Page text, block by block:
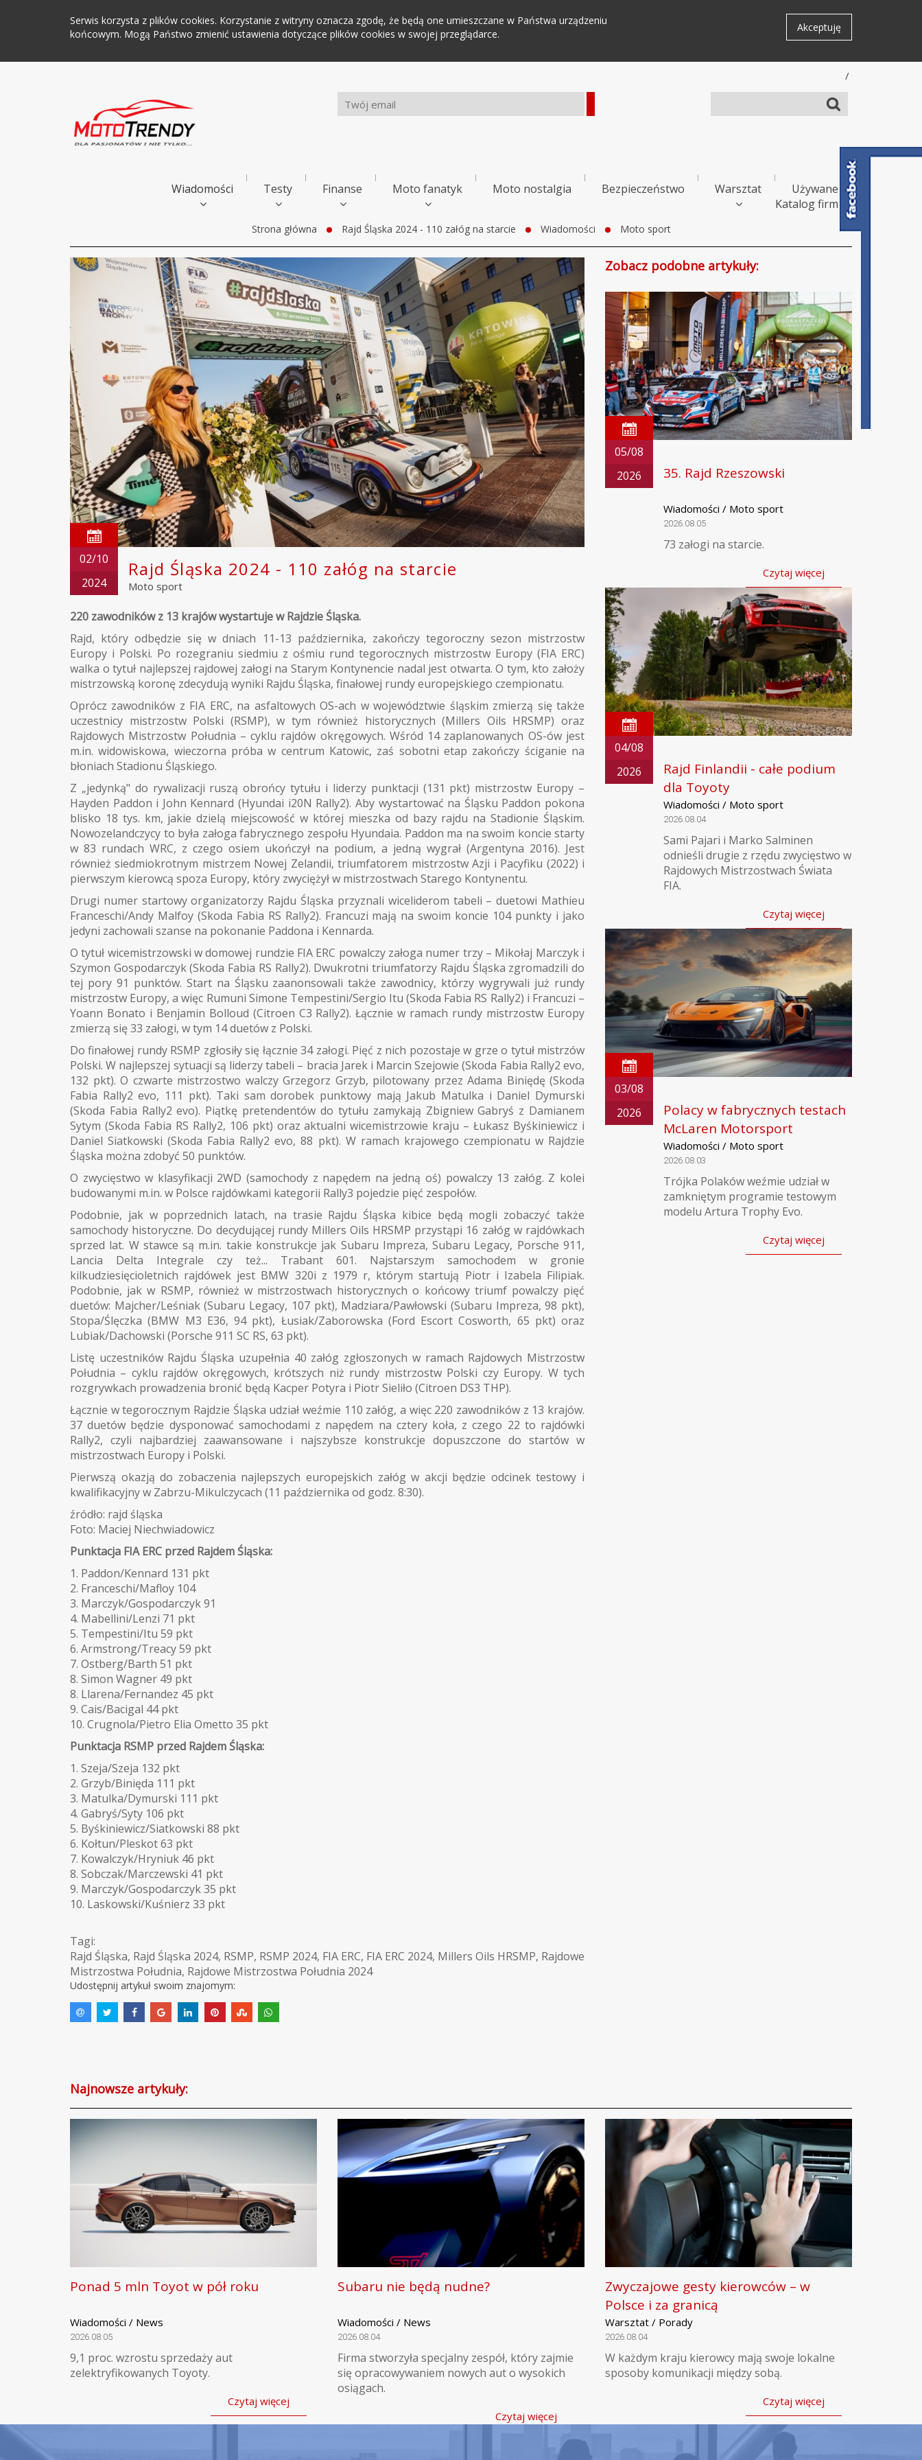
Serwis korzysta z plików cookies. Korzystanie z witryny oznacza zgodę, że będą one umieszczane w Państwa urządzeniu
końcowym. Mogą Państwo zmienić ustawienia dotyczące plików cookies w swojej przeglądarce.
Akceptuję
/
Wiadomości Testy Finanse Moto fanatyk Moto nostalgia Bezpieczeństwo Warsztat
Używane
Katalog firm
Strona główna Rajd Śląska 2024 - 110 załóg na starcie Wiadomości Moto sport
02/10
2024
Rajd Śląska 2024 - 110 załóg na starcie
Moto sport
220 zawodników z 13 krajów wystartuje w Rajdzie Śląska.
Rajd, który odbędzie się w dniach 11-13 października, zakończy tegoroczny sezon mistrzostw
Europy i Polski. Po rozegraniu siedmiu z ośmiu rund tegorocznych mistrzostw Europy (FIA ERC)
walka o tytuł najlepszej rajdowej załogi na Starym Kontynencie nadal jest otwarta. O tym, kto założy
mistrzowską koronę zdecydują wyniki Rajdu Śląska, finałowej rundy europejskiego czempionatu.
Oprócz zawodników z FIA ERC, na asfaltowych OS-ach w województwie śląskim zmierzą się także
uczestnicy mistrzostw Polski (RSMP), w tym również historycznych (Millers Oils HRSMP) oraz
Rajdowych Mistrzostw Południa – cyklu rajdów okręgowych. Wśród 14 zaplanowanych OS-ów jest
m.in. widowiskowa, wieczorna próba w centrum Katowic, zaś sobotni etap zakończy ściganie na
błoniach Stadionu Śląskiego.
Z „jedynką" do rywalizacji ruszą obrońcy tytułu i liderzy punktacji (131 pkt) mistrzostw Europy –
Hayden Paddon i John Kennard (Hyundai i20N Rally2). Aby wystartować na Śląsku Paddon pokona
blisko 18 tys. km, jakie dzielą miejscowość w której mieszka od bazy rajdu na Stadionie Śląskim.
Nowozelandczycy to była załoga fabrycznego zespołu Hyundaia. Paddon ma na swoim koncie starty
w 83 rundach WRC, z czego osiem ukończył na podium, a jedną wygrał (Argentyna 2016). Jest
również siedmiokrotnym mistrzem Nowej Zelandii, triumfatorem mistrzostw Azji i Pacyfiku (2022) i
pierwszym kierowcą spoza Europy, który zwyciężył w mistrzostwach Starego Kontynentu.
Drugi numer startowy organizatorzy Rajdu Śląska przyznali wiceliderom tabeli – duetowi Mathieu
Franceschi/Andy Malfoy (Skoda Fabia RS Rally2). Francuzi mają na swoim koncie 104 punkty i jako
jedyni zachowali szanse na pokonanie Paddona i Kennarda.
O tytuł wicemistrzowski w domowej rundzie FIA ERC powalczy załoga numer trzy – Mikołaj Marczyk i
Szymon Gospodarczyk (Skoda Fabia RS Rally2). Dwukrotni triumfatorzy Rajdu Śląska zgromadzili do
tej pory 91 punktów. Start na Śląsku zaanonsowali także zawodnicy, którzy wygrywali już rundy
mistrzostw Europy, a więc Rumuni Simone Tempestini/Sergio Itu (Skoda Fabia RS Rally2) i Francuzi –
Yoann Bonato i Benjamin Bolloud (Citroen C3 Rally2). Łącznie w ramach rundy mistrzostw Europy
zmierzą się 33 załogi, w tym 14 duetów z Polski.
Do finałowej rundy RSMP zgłosiły się łącznie 34 załogi. Pięć z nich pozostaje w grze o tytuł mistrzów
Polski. W najlepszej sytuacji są liderzy tabeli – bracia Jarek i Marcin Szejowie (Skoda Fabia Rally2 evo,
132 pkt). O czwarte mistrzostwo walczy Grzegorz Grzyb, pilotowany przez Adama Biniędę (Skoda
Fabia Rally2 evo, 111 pkt). Taki sam dorobek punktowy mają Jakub Matulka i Daniel Dymurski
(Skoda Fabia Rally2 evo). Piątkę pretendentów do tytułu zamykają Zbigniew Gabryś z Damianem
Sytym (Skoda Fabia RS Rally2, 106 pkt) oraz aktualni wicemistrzowie kraju – Łukasz Byśkiniewicz i
Daniel Siatkowski (Skoda Fabia Rally2 evo, 88 pkt). W ramach krajowego czempionatu w Rajdzie
Śląska można zdobyć 50 punktów.
O zwycięstwo w klasyfikacji 2WD (samochody z napędem na jedną oś) powalczy 13 załóg. Z kolei
budowanymi m.in. w Polsce rajdówkami kategorii Rally3 pojedzie pięć zespołów.
Podobnie, jak w poprzednich latach, na trasie Rajdu Śląska kibice będą mogli zobaczyć także
samochody historyczne. Do decydującej rundy Millers Oils HRSMP przystąpi 16 załóg w rajdówkach
sprzed lat. W stawce są m.in. takie konstrukcje jak Subaru Impreza, Subaru Legacy, Porsche 911,
Lancia Delta Integrale czy też... Trabant 601. Najstarszym samochodem w gronie
kilkudziesięcioletnich rajdówek jest BMW 320i z 1979 r, którym startują Piotr i Izabela Filipiak.
Podobnie, jak w RSMP, również w mistrzostwach historycznych o końcowy triumf powalczy pięć
duetów: Majcher/Leśniak (Subaru Legacy, 107 pkt), Madziara/Pawłowski (Subaru Impreza, 98 pkt),
Stopa/Ślęczka (BMW M3 E36, 94 pkt), Łusiak/Zaborowska (Ford Escort Cosworth, 65 pkt) oraz
Lubiak/Dachowski (Porsche 911 SC RS, 63 pkt).
Listę uczestników Rajdu Śląska uzupełnia 40 załóg zgłoszonych w ramach Rajdowych Mistrzostw
Południa – cyklu rajdów okręgowych, krótszych niż rundy mistrzostw Polski czy Europy. W tych
rozgrywkach prowadzenia bronić będą Kacper Potyra i Piotr Sieliło (Citroen DS3 THP).
Łącznie w tegorocznym Rajdzie Śląska udział weźmie 110 załóg, a więc 220 zawodników z 13 krajów.
37 duetów będzie dysponować samochodami z napędem na cztery koła, z czego 22 to rajdówki
Rally2, czyli najbardziej zaawansowane i najszybsze konstrukcje dopuszczone do startów w
mistrzostwach Europy i Polski.
Pierwszą okazją do zobaczenia najlepszych europejskich załóg w akcji będzie odcinek testowy i
kwalifikacyjny w Zabrzu-Mikulczycach (11 października od godz. 8:30).
źródło: rajd śląska
Foto: Maciej Niechwiadowicz
Punktacja FIA ERC przed Rajdem Śląska:
1. Paddon/Kennard 131 pkt
2. Franceschi/Mafloy 104
3. Marczyk/Gospodarczyk 91
4. Mabellini/Lenzi 71 pkt
5. Tempestini/Itu 59 pkt
6. Armstrong/Treacy 59 pkt
7. Ostberg/Barth 51 pkt
8. Simon Wagner 49 pkt
8. Llarena/Fernandez 45 pkt
9. Cais/Bacigal 44 pkt
10. Crugnola/Pietro Elia Ometto 35 pkt
Punktacja RSMP przed Rajdem Śląska:
1. Szeja/Szeja 132 pkt
2. Grzyb/Binięda 111 pkt
3. Matulka/Dymurski 111 pkt
4. Gabryś/Syty 106 pkt
5. Byśkiniewicz/Siatkowski 88 pkt
6. Kołtun/Pleskot 63 pkt
7. Kowalczyk/Hryniuk 46 pkt
8. Sobczak/Marczewski 41 pkt
9. Marczyk/Gospodarczyk 35 pkt
10. Laskowski/Kuśnierz 33 pkt
Tagi:
Rajd Śląska, Rajd Śląska 2024, RSMP, RSMP 2024, FIA ERC, FIA ERC 2024, Millers Oils HRSMP, Rajdowe
Mistrzostwa Południa, Rajdowe Mistrzostwa Południa 2024
Udostępnij artykuł swoim znajomym:
Zobacz podobne artykuły:
05/08
2026
35. Rajd Rzeszowski
Wiadomości / Moto sport
2026.08.05
73 załogi na starcie.
Czytaj więcej
04/08
2026
Rajd Finlandii - całe podium
dla Toyoty
Wiadomości / Moto sport
2026.08.04
Sami Pajari i Marko Salminen
odnieśli drugie z rzędu zwycięstwo w
Rajdowych Mistrzostwach Świata
FIA.
Czytaj więcej
03/08
2026
Polacy w fabrycznych testach
McLaren Motorsport
Wiadomości / Moto sport
2026.08.03
Trójka Polaków weźmie udział w
zamkniętym programie testowym
modelu Artura Trophy Evo.
Czytaj więcej
Najnowsze artykuły:
Ponad 5 mln Toyot w pół roku
Wiadomości / News
2026.08.05
9,1 proc. wzrostu sprzedaży aut
zelektryfikowanych Toyoty.
Czytaj więcej
Subaru nie będą nudne?
Wiadomości / News
2026.08.04
Firma stworzyła specjalny zespół, który zajmie
się opracowywaniem nowych aut o wysokich
osiągach.
Czytaj więcej
Zwyczajowe gesty kierowców – w
Polsce i za granicą
Warsztat / Porady
2026.08.04
W każdym kraju kierowcy mają swoje lokalne
sposoby komunikacji między sobą.
Czytaj więcej